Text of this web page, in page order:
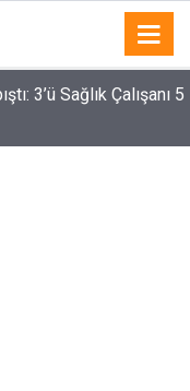
3’ü Sağlık Çalışanı 5